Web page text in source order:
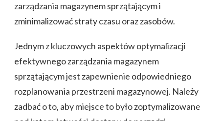
zarządzania magazynem sprzątającym i
zminimalizować straty czasu oraz zasobów.
Jednym z kluczowych aspektów optymalizacji
efektywnego zarządzania magazynem
sprzątającym jest zapewnienie odpowiedniego
rozplanowania przestrzeni magazynowej. Należy
zadbać o to, aby miejsce to było zoptymalizowane